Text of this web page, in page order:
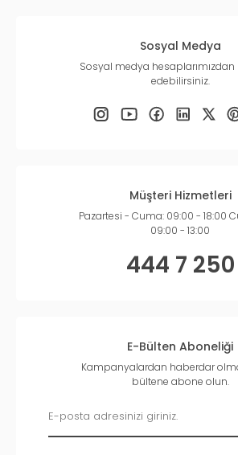
Sosyal Medya
Sosyal medya
edebilirsiniz.
Müşteri Hizmetleri
Pazartesi - Cuma: 09:00 - 18:00
09:00 - 13:00
444 7 250
E-Bülten Aboneliği
Kampanyalardan haberdar
bültene abone olun.